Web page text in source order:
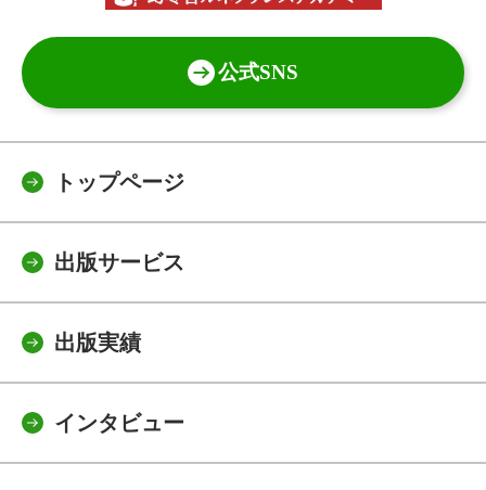
公式SNS
トップページ
出版サービス
出版実績
インタビュー